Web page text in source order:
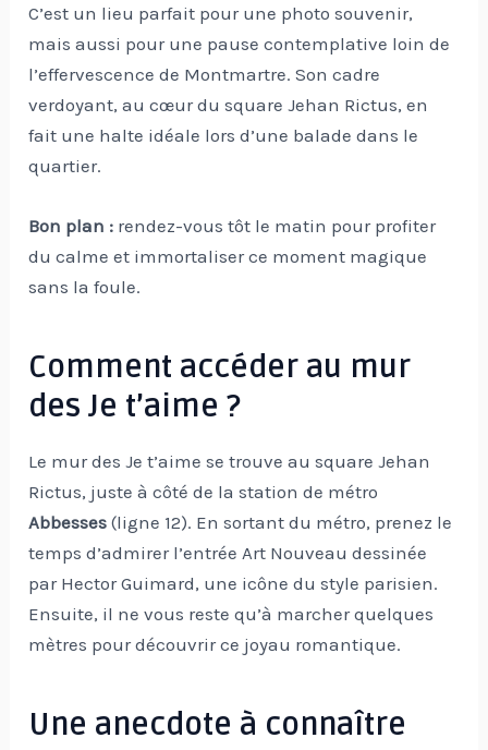
C’est un lieu parfait pour une photo souvenir,
mais aussi pour une pause contemplative loin de
l’effervescence de Montmartre. Son cadre
verdoyant, au cœur du square Jehan Rictus, en
fait une halte idéale lors d’une balade dans le
quartier.
Bon plan : rendez-vous tôt le matin pour profiter
du calme et immortaliser ce moment magique
sans la foule.
Comment accéder au mur
des Je t’aime ?
Le mur des Je t’aime se trouve au square Jehan
Rictus, juste à côté de la station de métro
Abbesses (ligne 12). En sortant du métro, prenez le
temps d’admirer l’entrée Art Nouveau dessinée
par Hector Guimard, une icône du style parisien.
Ensuite, il ne vous reste qu’à marcher quelques
mètres pour découvrir ce joyau romantique.
Une anecdote à connaître